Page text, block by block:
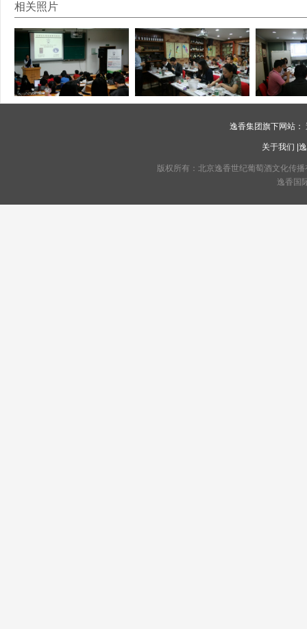
相关照片
逸香集团旗下网站：
关于我们
版权所有：北京逸香世纪葡萄酒文化传
逸香国